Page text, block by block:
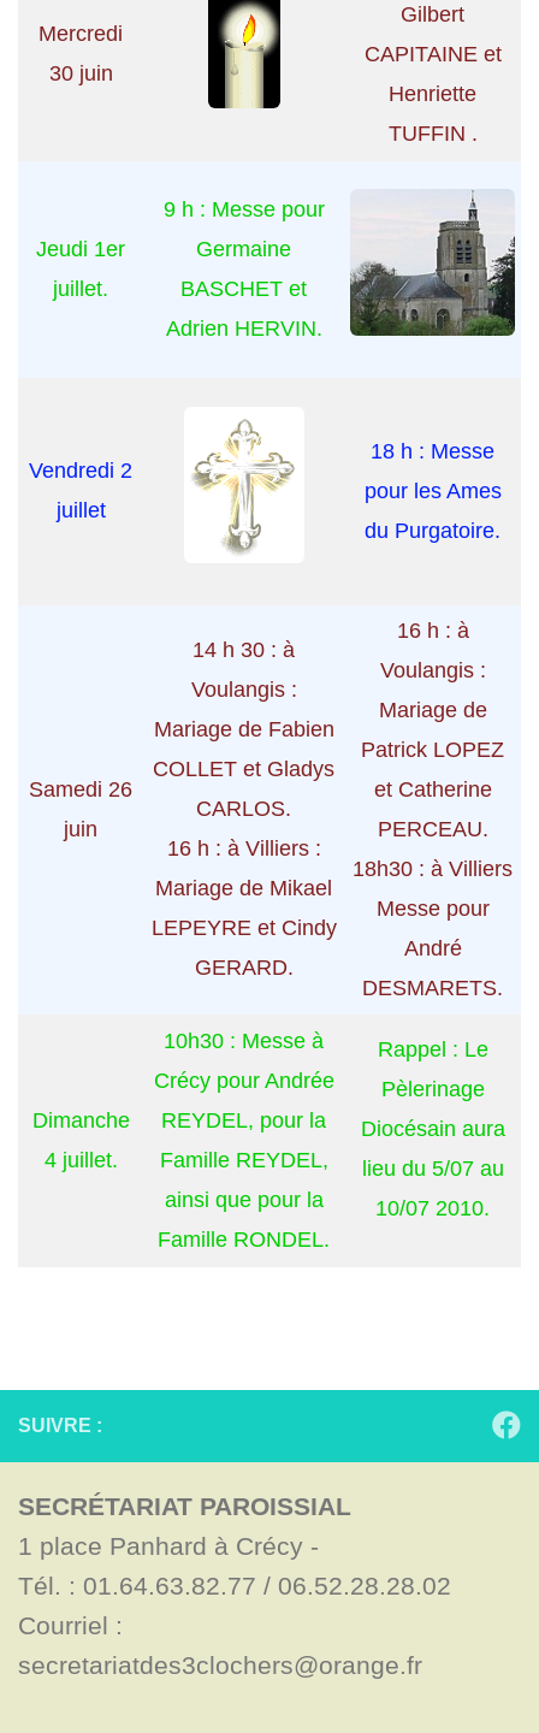
Mercredi
30 juin
Gilbert
CAPITAINE et
Henriette
TUFFIN .
Jeudi 1er
juillet.
9 h : Messe pour
Germaine
BASCHET et
Adrien HERVIN.
Vendredi 2
juillet
18 h : Messe
pour les Ames
du Purgatoire.
Samedi 26
juin
14 h 30 : à
Voulangis :
Mariage de Fabien
COLLET et Gladys
CARLOS.
16 h : à Villiers :
Mariage de Mikael
LEPEYRE et Cindy
GERARD.
16 h : à
Voulangis :
Mariage de
Patrick LOPEZ
et Catherine
PERCEAU.
18h30 : à Villiers
Messe pour
André
DESMARETS.
Dimanche
4 juillet.
10h30 : Messe à
Crécy pour Andrée
REYDEL, pour la
Famille REYDEL,
ainsi que pour la
Famille RONDEL.
Rappel : Le
Pèlerinage
Diocésain aura
lieu du 5/07 au
10/07 2010.
SUIVRE :
SECRÉTARIAT PAROISSIAL
1 place Panhard à Crécy -
Tél. : 01.64.63.82.77 / 06.52.28.28.02
Courriel :
secretariatdes3clochers@orange.fr